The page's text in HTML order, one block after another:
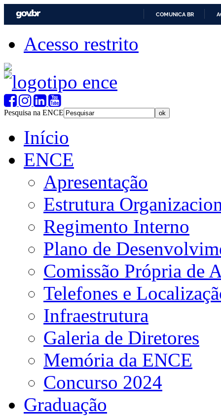
COMUNICA BR
Acesso restrito
Pesquisa na ENCE
Início
ENCE
Apresentação
Estrutura
Regimento Interno
Plano de
Comissão Própria de
Telefones e
Infraestrutura
Galeria de Diretores
Memória da ENCE
Concurso 2024
Graduação